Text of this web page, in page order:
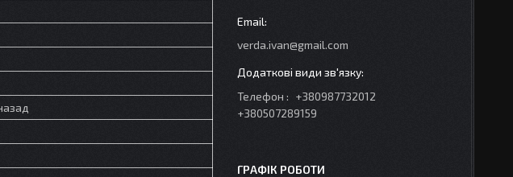
verda.ivan@gmail.com
Телефон
+380987732012
+380507289159
ГРАФІК РОБОТИ